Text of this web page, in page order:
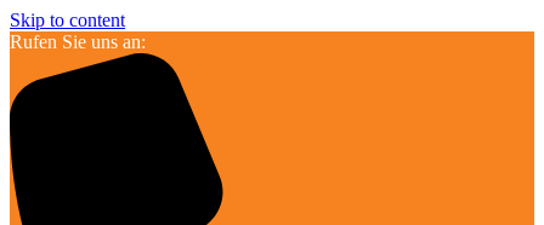
Skip to content
Rufen Sie uns an: